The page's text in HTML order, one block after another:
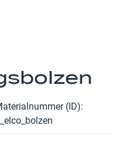
(ID)